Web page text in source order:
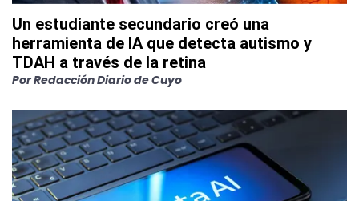
Un estudiante secundario creó una
herramienta de IA que detecta autismo y
TDAH a través de la retina
PorRedacción Diario de Cuyo